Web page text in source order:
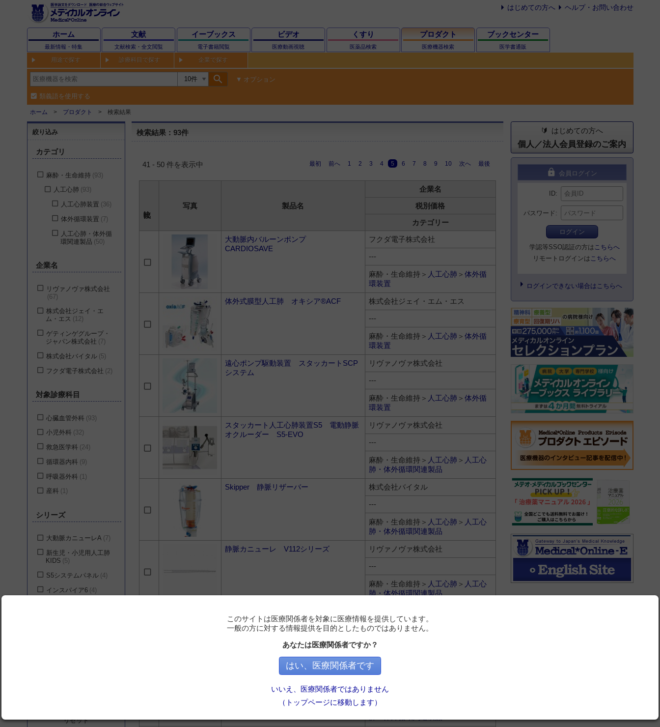
はじめての方へ ヘルプ・お問い合わせ
ホーム
最新情報・特集
文献
文献検索・全文閲覧
イーブックス
電子書籍閲覧
ビデオ
医療動画視聴
くすり
医薬品検索
プロダクト
医療機器検索
ブックセンター
医学書通販
用途で探す 診療科目で探す 企業で探す
search オプション
類義語を使用する
ホーム プロダクト 検索結果
絞り込み
カテゴリ
麻酔・生命維持 93
人工心肺 93
人工心肺装置 36
体外循環装置 7
人工心肺・体外循
環関連製品 50
企業名
リヴァノヴァ株式会社
67
株式会社ジェイ・エ
ム・エス
12
ゲティンゲグループ・
ジャパン株式会社 7
株式会社バイタル 5
フクダ電子株式会社 2
対象診療科目
心臓血管外科 93
小児外科 32
救急医学科 24
循環器内科 9
呼吸器外科 1
産科 1
シリーズ
大動脈カニューレA 7
新生児・小児用人工肺
KIDS 5
S5システムパネル 4
インスパイア6 4
2
リセット
検索結果：93件
41 - 50 件を表示中 最初 前へ 1 2 3 4 5 6 7 8 9 10 次へ 最後
写真 製品名
企業名
税別価格
カテゴリー
大動脈内バルーンポンプ
CARDIOSAVE
フクダ電子株式会社
---
麻酔・生命維持＞ 人工心肺 ＞ 体外循
環装置
体外式膜型人工肺 オキシア®ACF 株式会社ジェイ・エム・エス
---
麻酔・生命維持＞ 人工心肺 ＞ 体外循
環装置
遠心ポンプ駆動装置 スタッカートSCP
システム
リヴァノヴァ株式会社
---
麻酔・生命維持＞ 人工心肺 ＞ 体外循
環装置
スタッカート人工心肺装置S5 電動静脈
オクルーダー S5-EVO
リヴァノヴァ株式会社
---
麻酔・生命維持＞ 人工心肺 ＞ 人工心
肺・体外循環関連製品
Skipper 静脈リザーバー 株式会社バイタル
---
麻酔・生命維持＞ 人工心肺 ＞ 人工心
肺・体外循環関連製品
静脈カニューレ V112シリーズ リヴァノヴァ株式会社
---
麻酔・生命維持＞ 人工心肺 ＞ 人工心
肺・体外循環関連製品
---
麻酔・生命維持＞
肺・体外循環関連製品
大動脈カニューレ A252シリーズ リヴァノヴァ株式会社
---
麻酔・生命維持＞
はじめての方へ
個人／法人会員登録のご案内
lock 会員ログイン
ID
パスワード
ログイン
学認等SSO認証の方は こちらへ
リモートログインは こちらへ
ログインできない場合はこちらへ
このサイトは医療関係者を対象に医療情報を提供しています。
一般の方に対する情報提供を目的としたものではありません。
あなたは医療関係者ですか？
はい、医療関係者です
いいえ、医療関係者ではありません
（トップページに移動します）